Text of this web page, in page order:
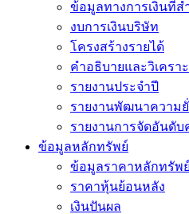
ข้อมูลทางการเงินที่
งบการเงินบริษัท
โครงสร้างรายได้
คำอธิบายและวิเครา
รายงานประจำปี
รายงานพัฒนาความ
รายงานการจัดอันดับ
ข้อมูลหลักทรัพย์
ข้อมูลราคาหลักทรัพย์
ราคาหุ้นย้อนหลัง
เงินปันผล